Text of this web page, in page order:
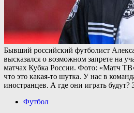
Бывший российский футболист
высказался о возможном запрете на
матчах Кубка России. Фото: «Матч
что это какая-то шутка. У нас в
иностранцев. А где они играть
Футбол